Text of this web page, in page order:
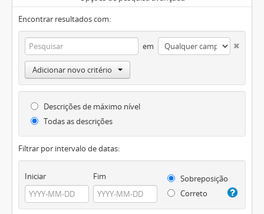
Encontrar resultados com:
em
Adicionar novo critério
Descrições de máximo nível
Todas as descrições
Filtrar por intervalo de datas:
Iniciar Fim
Sobreposição
Correto